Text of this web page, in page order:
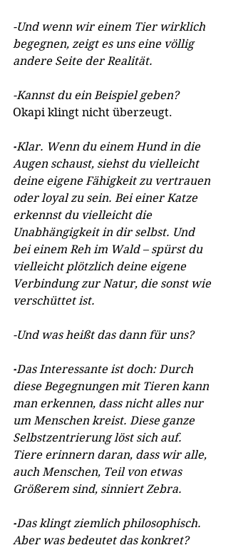
-Und wenn wir einem Tier wirklich
begegnen, zeigt es uns eine völlig
andere Seite der Realität.
-Kannst du ein Beispiel geben?
Okapi klingt nicht überzeugt.
-Klar. Wenn du einem Hund in die
Augen schaust, siehst du vielleicht
deine eigene Fähigkeit zu vertrauen
oder loyal zu sein. Bei einer Katze
erkennst du vielleicht die
Unabhängigkeit in dir selbst. Und
bei einem Reh im Wald – spürst du
vielleicht plötzlich deine eigene
Verbindung zur Natur, die sonst wie
verschüttet ist.
-Und was heißt das dann für uns?
-Das Interessante ist doch: Durch
diese Begegnungen mit Tieren kann
man erkennen, dass nicht alles nur
um Menschen kreist. Diese ganze
Selbstzentrierung löst sich auf.
Tiere erinnern daran, dass wir alle,
auch Menschen, Teil von etwas
Größerem sind, sinniert Zebra.
-Das klingt ziemlich philosophisch.
Aber was bedeutet das konkret?